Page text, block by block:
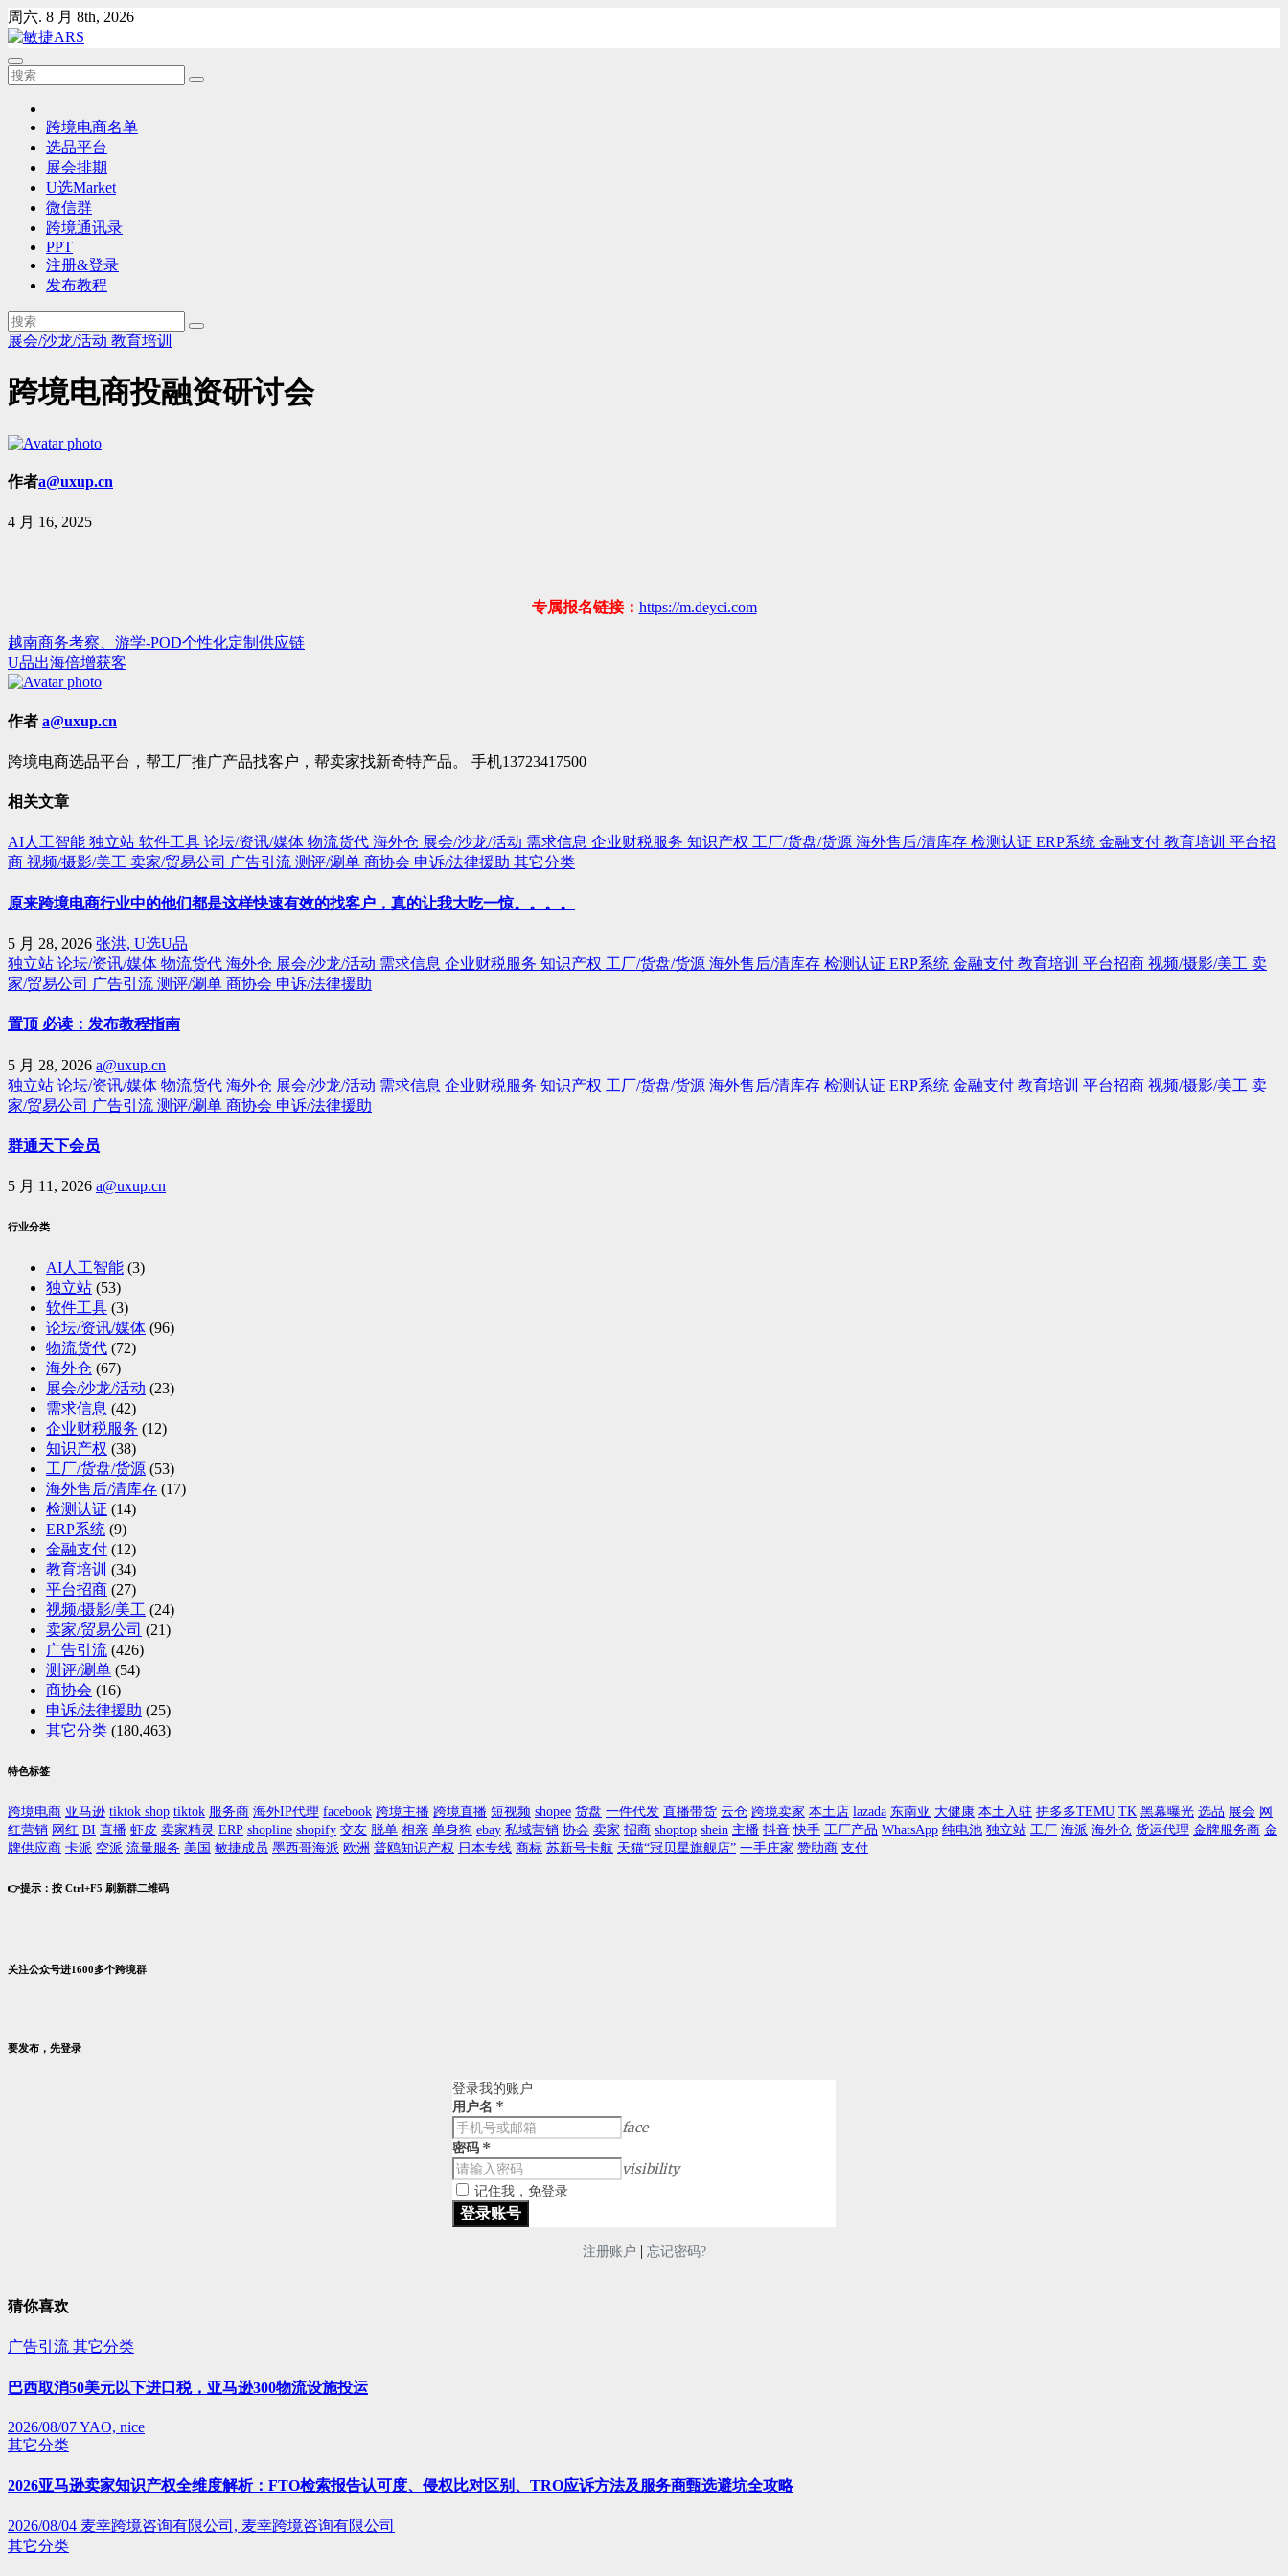
Skip
to
content
周六. 8 月 8th, 2026
跨境电商名单
选品平台
展会排期
U选Market
微信群
跨境通讯录
PPT
注册&登录
发布教程
展会/沙龙/活动 教育培训
跨境电商投融资研讨会
作者a@uxup.cn
4 月 16, 2025
专属报名链接： https://m.deyci.com
文
章
导
越南商务考察、游学-POD个性化定制供应链
U品出海倍增获客
作者 a@uxup.cn
跨境电商选品平台，帮工厂推广产品找客户，帮卖家找新奇特产品。 手机13723417500
相关文章
AI人工智能 独立站 软件工具 论坛/资讯/媒体 物流货代 海外仓 展会/沙龙/活动 需求信息 企业财税服务 知识产权 工厂/货盘/货源 海外售后/清库存 检测认证 ERP系统 金融支付 教育培训 平台招
商 视频/摄影/美工 卖家/贸易公司 广告引流 测评/涮单 商协会 申诉/法律援助 其它分类
原来跨境电商行业中的他们都是这样快速有效的找客户，真的让我大吃一惊。。。。
5 月 28, 2026 张洪, U选U品
独立站 论坛/资讯/媒体 物流货代 海外仓 展会/沙龙/活动 需求信息 企业财税服务 知识产权 工厂/货盘/货源 海外售后/清库存 检测认证 ERP系统 金融支付 教育培训 平台招商 视频/摄影/美工 卖
家/贸易公司 广告引流 测评/涮单 商协会 申诉/法律援助
置顶 必读：发布教程指南
5 月 28, 2026 a@uxup.cn
独立站 论坛/资讯/媒体 物流货代 海外仓 展会/沙龙/活动 需求信息 企业财税服务 知识产权 工厂/货盘/货源 海外售后/清库存 检测认证 ERP系统 金融支付 教育培训 平台招商 视频/摄影/美工 卖
家/贸易公司 广告引流 测评/涮单 商协会 申诉/法律援助
群通天下会员
5 月 11, 2026 a@uxup.cn
行业分类
AI人工智能 (3)
独立站 (53)
软件工具 (3)
论坛/资讯/媒体 (96)
物流货代 (72)
海外仓 (67)
展会/沙龙/活动 (23)
需求信息 (42)
企业财税服务 (12)
知识产权 (38)
工厂/货盘/货源 (53)
海外售后/清库存 (17)
检测认证 (14)
ERP系统 (9)
金融支付 (12)
教育培训 (34)
平台招商 (27)
视频/摄影/美工 (24)
卖家/贸易公司 (21)
广告引流 (426)
测评/涮单 (54)
商协会 (16)
申诉/法律援助 (25)
其它分类 (180,463)
特色标签
跨境电商 亚马逊 tiktok shop tiktok 服务商 海外IP代理 facebook 跨境主播 跨境直播 短视频 shopee 货盘 一件代发 直播带货 云仓 跨境卖家 本土店 lazada 东南亚 大健康 本土入驻 拼多多TEMU TK 黑幕曝光 选品 展会 网
红营销 网红 BI 直播 虾皮 卖家精灵 ERP shopline shopify 交友 脱单 相亲 单身狗 ebay 私域营销 协会 卖家 招商 shoptop shein 主播 抖音 快手 工厂产品 WhatsApp 纯电池 独立站 工厂 海派 海外仓 货运代理 金牌服务商 金
牌供应商 卡派 空派 流量服务 美国 敏捷成员 墨西哥海派 欧洲 普鸥知识产权 日本专线 商标 苏新号卡航 天猫“冠贝星旗舰店” 一手庄家 赞助商 支付
👉提示：按 Ctrl+F5 刷新群二维码
关注公众号进1600多个跨境群
要发布，先登录
登录我的账户
用户名 *
face
密码 *
visibility
记住我，免登录
注册账户 | 忘记密码?
猜你喜欢
广告引流 其它分类
巴西取消50美元以下进口税，亚马逊300物流设施投运
2026/08/07YAO, nice
其它分类
2026亚马逊卖家知识产权全维度解析：FTO检索报告认可度、侵权比对区别、TRO应诉方法及服务商甄选避坑全攻略
2026/08/04 麦幸跨境咨询有限公司, 麦幸跨境咨询有限公司
其它分类